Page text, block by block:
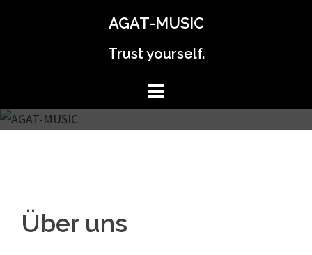
AGAT-MUSIC
Trust yourself.
Über uns